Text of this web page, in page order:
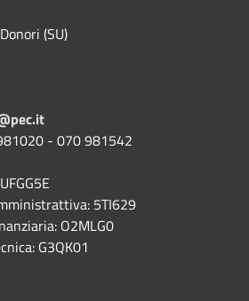
(SU)
- 070 981542
5TI629
O2MLG0
G3QK01